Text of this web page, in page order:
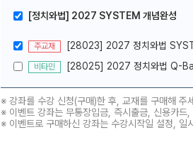
[정치와법] 2027 SYSTEM 개념완성
주교재 [28023] 2027 정치와법
비타민 [28025] 2027 정치와법 Q-
※ 강좌를 수강 신청(구매)한 후, 교재를 구매해 주
※ 이벤트 강좌는 무통장입금, 즉시출금, 신용카드
※ 이벤트로 구매하신 강좌는 수강시작일 설정, 일